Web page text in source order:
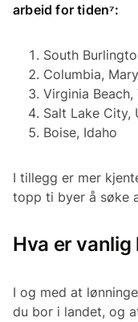
arbeid for tiden⁷:
South
Columbia,
Virginia Beach,
Salt Lake City,
Boise, Idaho
I tillegg er mer
topp ti byer å søke
Hva er vanlig
I og med at
du bor i landet, og